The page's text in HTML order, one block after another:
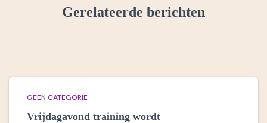
Gerelateerde berichten
GEEN CATEGORIE
Vrijdagavond training wordt